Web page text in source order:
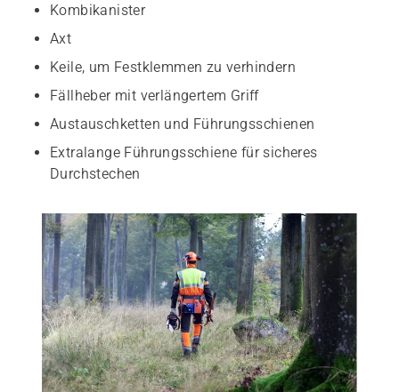
Kombikanister
Axt
Keile, um Festklemmen zu verhindern
Fällheber mit verlängertem Griff
Austauschketten und Führungsschienen
Extralange Führungsschiene für sicheres
Durchstechen